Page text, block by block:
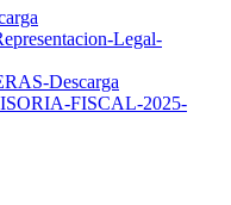
Legal-
Descarga
FISCAL-2025-